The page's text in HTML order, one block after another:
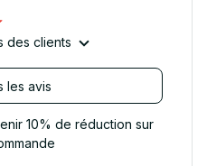
des clients
les avis
10% de réduction sur